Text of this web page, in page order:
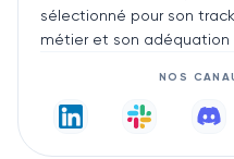
sélectionné pour son
métier et son
NOS